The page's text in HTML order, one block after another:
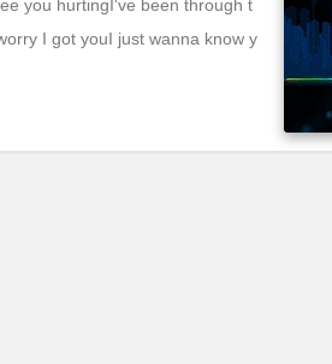
you hurtingI've been through t
I got youI just wanna know y